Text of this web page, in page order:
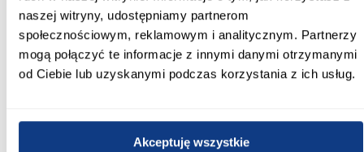
naszej witryny, udostępniamy partnerom
społecznościowym, reklamowym i analitycznym. Partnerzy
mogą połączyć te informacje z innymi danymi otrzymanymi
od Ciebie lub uzyskanymi podczas korzystania z ich usług.
Akceptuję wszystkie
Zobacz więcej >
PORÓWNAJ